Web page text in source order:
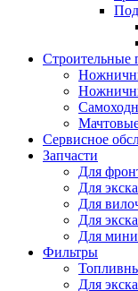
Строительные
Сервисное
Запчасти
Для
Для
Для
Для
Для
Фильтры
Для